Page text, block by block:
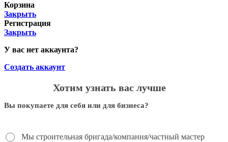
Корзина
Закрыть
Регистрация
Закрыть
У вас нет аккаунта?
Создать аккаунт
Хотим узнать вас лучше
Вы покупаете для себя или для бизнеса?
Мы строительная бригада/компания/частный мастер